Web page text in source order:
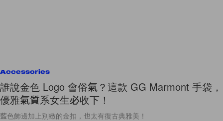
Accessories
誰說金色 Logo 會俗氣？這款 GG Marmont 手袋，
優雅氣質系女生必收下！
藍色飾邊加上別緻的金扣，也太有復古典雅美！